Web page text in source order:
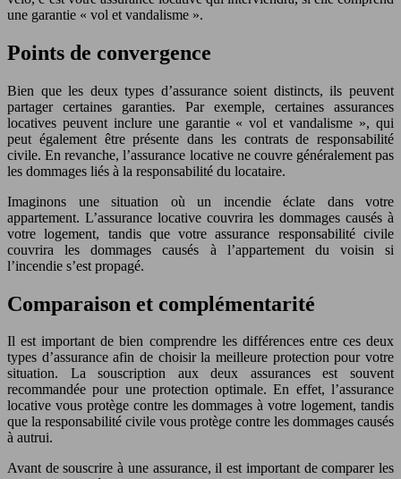
une garantie « vol et vandalisme ».
Points de convergence
Bien que les deux types d’assurance soient distincts, ils peuvent
partager certaines garanties. Par exemple, certaines assurances
locatives peuvent inclure une garantie « vol et vandalisme », qui
peut également être présente dans les contrats de responsabilité
civile. En revanche, l’assurance locative ne couvre généralement pas
les dommages liés à la responsabilité du locataire.
Imaginons une situation où un incendie éclate dans votre
appartement. L’assurance locative couvrira les dommages causés à
votre logement, tandis que votre assurance responsabilité civile
couvrira les dommages causés à l’appartement du voisin si
l’incendie s’est propagé.
Comparaison et complémentarité
Il est important de bien comprendre les différences entre ces deux
types d’assurance afin de choisir la meilleure protection pour votre
situation. La souscription aux deux assurances est souvent
recommandée pour une protection optimale. En effet, l’assurance
locative vous protège contre les dommages à votre logement, tandis
que la responsabilité civile vous protège contre les dommages causés
à autrui.
Avant de souscrire à une assurance, il est important de comparer les